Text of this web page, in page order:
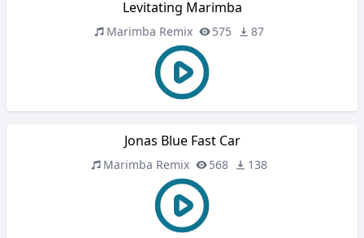
Levitating Marimba
Marimba Remix 575 87
Jonas Blue Fast Car
Marimba Remix 568 138